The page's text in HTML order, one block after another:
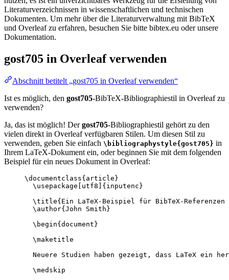
Literaturverzeichnissen in wissenschaftlichen und technischen
Dokumenten. Um mehr über die Literaturverwaltung mit BibTeX
und Overleaf zu erfahren, besuchen Sie bitte bibtex.eu oder unsere
Dokumentation.
gost705 in Overleaf verwenden
Abschnitt betitelt „gost705 in Overleaf verwenden“
Ist es möglich, den gost705-BibTeX-Bibliographiestil in Overleaf zu
verwenden?
Ja, das ist möglich! Dergost705-Bibliographiestil gehört zu den
vielen direkt in Overleaf verfügbaren Stilen. Um diesen Stil zu
verwenden, geben Sie einfach \bibliographystyle{gost705} in
Ihrem LaTeX-Dokument ein, oder beginnen Sie mit dem folgenden
Beispiel für ein neues Dokument in Overleaf:
\documentclass{ article }
\usepackage
utf8 ]{ inputenc }
\title{Ein LaTeX-Beispiel für BibTeX-
\author{John Smith}
\begin{ document }
\maketitle
Neuere Studien haben gezeigt, dass LaTeX ein
\medskip